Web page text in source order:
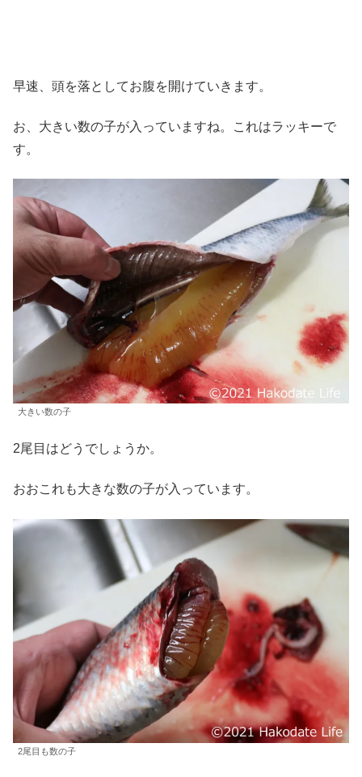
早速、頭を落としてお腹を開けていきます。
お、大きい数の子が入っていますね。これはラッキーで
す。
大きい数の子
2尾目はどうでしょうか。
おおこれも大きな数の子が入っています。
2尾目も数の子